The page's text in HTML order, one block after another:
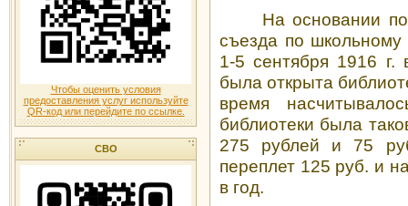
Чтобы оценить условия
предоставления услуг используйте
QR-код или перейдите по ссылке.
СВО
На основании
съезда по
1-5 сентября 1916 г.
была открыта
время
библиотеки была
275 рублей и 75
переплет 125 руб. и
в год.